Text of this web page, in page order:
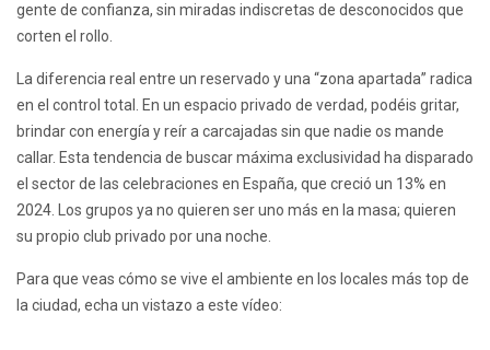
gente de confianza, sin miradas indiscretas de desconocidos que
corten el rollo.
La diferencia real entre un reservado y una “zona apartada” radica
en el control total. En un espacio privado de verdad, podéis gritar,
brindar con energía y reír a carcajadas sin que nadie os mande
callar. Esta tendencia de buscar máxima exclusividad ha disparado
el sector de las celebraciones en España, que creció un 13% en
2024. Los grupos ya no quieren ser uno más en la masa; quieren
su propio club privado por una noche.
Para que veas cómo se vive el ambiente en los locales más top de
la ciudad, echa un vistazo a este vídeo: